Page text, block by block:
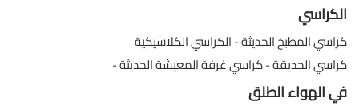
الكراسي
الكراسي الكلاسيكية كراسي المطبخ الحديثة
كراسي غرفة المعيشة الحديثة كراسي الحديقة
في الهواء الطلق